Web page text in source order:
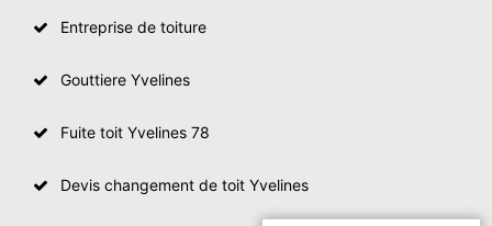
Entreprise de toiture
Gouttiere Yvelines
Fuite toit Yvelines 78
Devis changement de toit Yvelines